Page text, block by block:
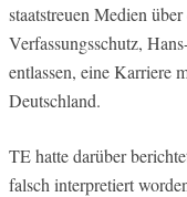
staatstreuen Medien
Verfassungsschutz,
entlassen, eine Karriere
Deutschland.
TE hatte darüber
falsch interpretiert